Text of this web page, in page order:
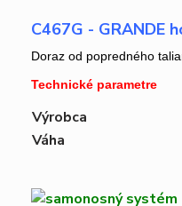
C467G - GRANDE
Doraz od popredného
Technické parametre
Výrobca
Váha